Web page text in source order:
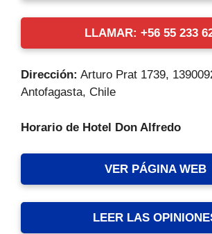
LLAMAR: +56 55 233
Dirección: Arturo Prat 1739,
Antofagasta, Chile
Horario de Hotel Don Alfredo
VER PÁGINA WEB
LEER LAS